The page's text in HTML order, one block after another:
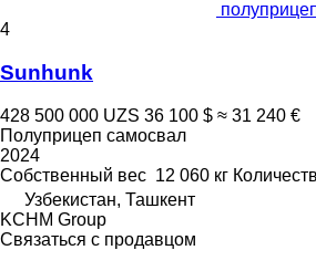
4
Sunhunk
428 500 000 UZS 36 100 $ ≈ 31 240 €
Полуприцеп самосвал
2024
Собственный вес 12 060 кг
Узбекистан, Ташкент
KCHM Group
Связаться с продавцом